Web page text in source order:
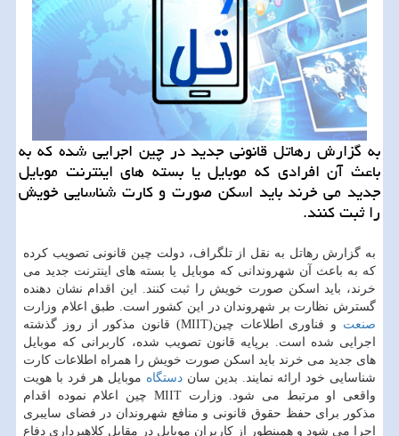
به گزارش رهاتل قانونی جدید در چین اجرایی شده كه به
باعث آن افرادی كه موبایل یا بسته های اینترنت موبایل
جدید می خرند باید اسكن صورت و كارت شناسایی خویش
را ثبت كنند.
به گزارش رهاتل به نقل از تلگراف، دولت چین قانونی تصویب كرده
كه به باعث آن شهروندانی كه موبایل یا بسته های اینترنت جدید می
خرند، باید اسكن صورت خویش را ثبت كنند. این اقدام نشان دهنده
گسترش نظارت بر شهروندان در این كشور است. طبق اعلام وزارت
صنعت
و فناوری اطلاعات چین(MIIT) قانون مذكور از روز گذشته
اجرایی شده است. برپایه قانون تصویب شده، كاربرانی كه موبایل
های جدید می خرند باید اسكن صورت خویش را همراه اطلاعات كارت
شناسایی خود ارائه نمایند. بدین سان دستگاه موبایل هر فرد با هویت
واقعی او مرتبط می شود. وزارت MIIT چین اعلام نموده اقدام
مذكور برای حفظ حقوق قانونی و منافع شهروندان در فضای سایبری
اجرا می شود و همینطور از كاربران موبایل در مقابل كلاهبرداری دفاع